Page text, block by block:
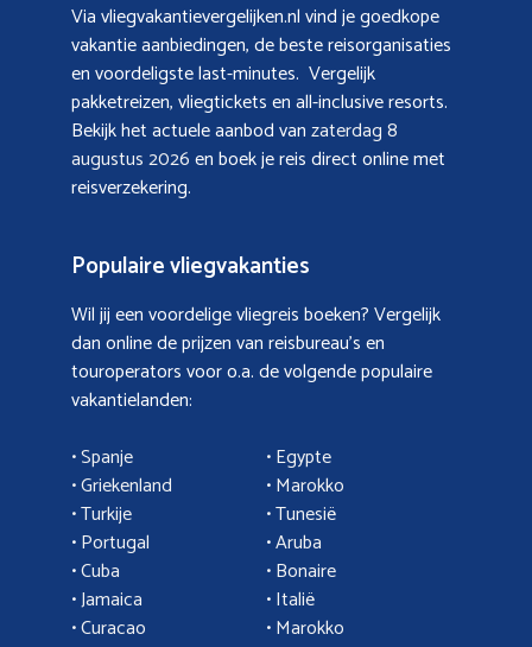
Via vliegvakantievergelijken.nl vind je goedkope
vakantie aanbiedingen, de beste reisorganisaties
en voordeligste last-minutes. Vergelijk
pakketreizen, vliegtickets en all-inclusive resorts.
Bekijk het actuele aanbod vanzaterdag 8
augustus 2026en boek je reis direct online met
reisverzekering.
Populaire vliegvakanties
Wil jij een voordelige vliegreis boeken? Vergelijk
dan online de prijzen van reisbureau’s en
touroperators voor o.a. de volgende populaire
vakantielanden:
• Spanje
• Griekenland
• Turkije
•Portugal
•Cuba
•Jamaica
• Curacao
• Egypte
•Marokko
• Tunesië
•Aruba
• Bonaire
•Italië
•Marokko